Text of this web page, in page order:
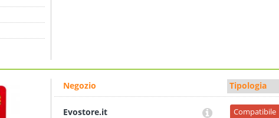
Negozio
Evostore.it Compatibile